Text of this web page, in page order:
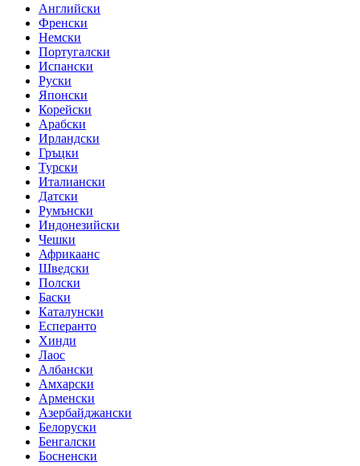
Английски
Френски
Немски
Португалски
Испански
Руски
Японски
Корейски
Арабски
Ирландски
Гръцки
Турски
Италиански
Датски
Румънски
Индонезийски
Чешки
Африкаанс
Шведски
Полски
Баски
Каталунски
Есперанто
Хинди
Лаос
Албански
Амхарски
Арменски
Азербайджански
Белоруски
Бенгалски
Босненски